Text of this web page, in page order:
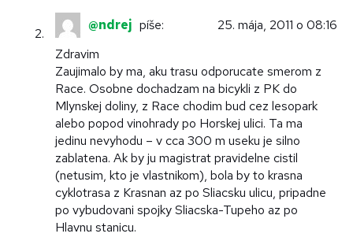
@ndrej píše:
25. mája, 2011 o 08:16
Zdravim
Zaujimalo by ma, aku trasu odporucate smerom z
Race. Osobne dochadzam na bicykli z PK do
Mlynskej doliny, z Race chodim bud cez lesopark
alebo popod vinohrady po Horskej ulici. Ta ma
jedinu nevyhodu – v cca 300 m useku je silno
zablatena. Ak by ju magistrat pravidelne cistil
(netusim, kto je vlastnikom), bola by to krasna
cyklotrasa z Krasnan az po Sliacsku ulicu, pripadne
po vybudovani spojky Sliacska-Tupeho az po
Hlavnu stanicu.